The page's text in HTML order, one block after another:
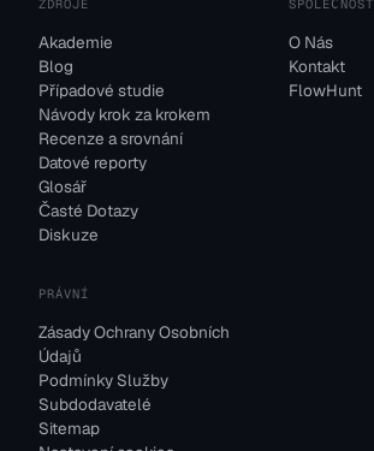
ZDROJE
Akademie
Blog
Případové studie
Návody krok za krokem
Recenze a srovnání
Datové reporty
Glosář
Časté Dotazy
Diskuze
SPOLEČNOST
O Nás
Kontakt
FlowHunt
PRÁVNÍ
Zásady Ochrany Osobních
Údajů
Podmínky Služby
Subdodavatelé
Sitemap